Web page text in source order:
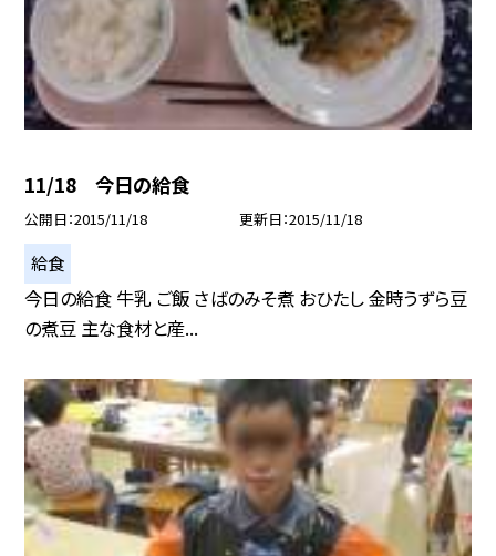
11/18 今日の給食
公開日 2015/11/18 更新日 2015/11/18
給食
今日の給食 牛乳 ご飯 さばのみそ煮 おひたし 金時うずら豆
の煮豆 主な食材と産...